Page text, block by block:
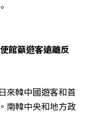
館籲遊客遠離反
來韓中國遊客和首
南韓中央和地方政